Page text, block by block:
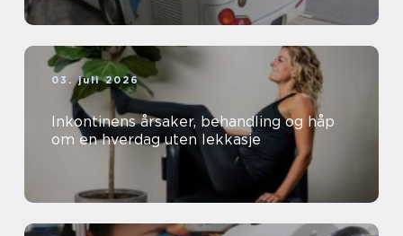
03. juli 2026
Inkontinens årsaker, behandling og håp
om en hverdag uten lekkasje